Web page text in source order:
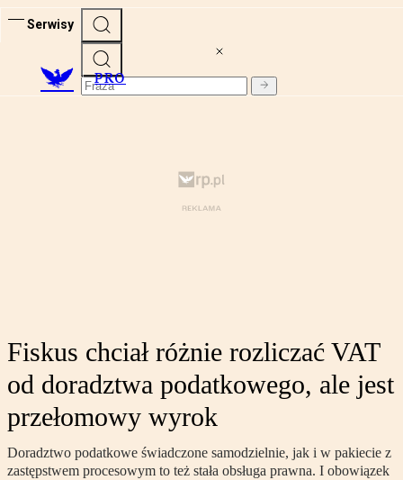
Serwisy
PRO
Fiskus chciał różnie rozliczać VAT
od doradztwa podatkowego, ale jest
przełomowy wyrok
Doradztwo podatkowe świadczone samodzielnie, jak i w pakiecie z
zastępstwem procesowym to też stała obsługa prawna. I obowiązek